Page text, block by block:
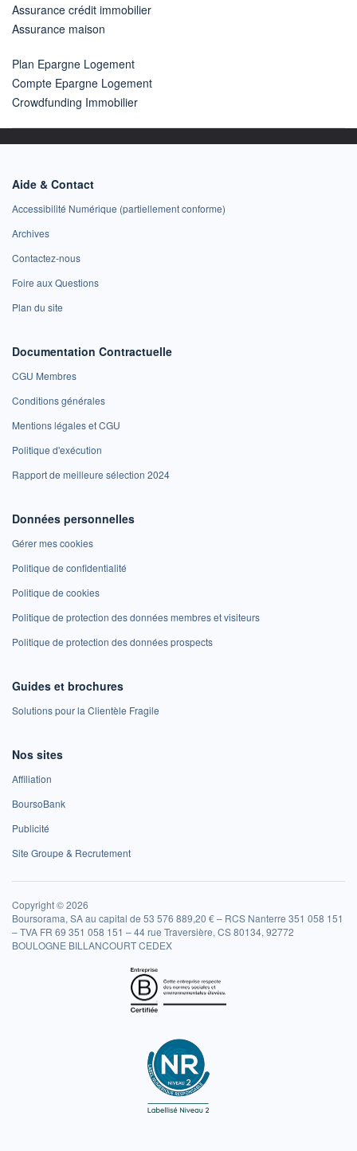
Assurance crédit immobilier
Assurance maison
Plan Epargne Logement
Compte Epargne Logement
Crowdfunding Immobilier
Aide & Contact
Accessibilité Numérique (partiellement conforme)
Archives
Contactez-nous
Foire aux Questions
Plan du site
Documentation Contractuelle
CGU Membres
Conditions générales
Mentions légales et CGU
Politique d'exécution
Rapport de meilleure sélection 2024
Données personnelles
Gérer mes cookies
Politique de confidentialité
Politique de cookies
Politique de protection des données membres et visiteurs
Politique de protection des données prospects
Guides et brochures
Solutions pour la Clientèle Fragile
Nos sites
Affiliation
BoursoBank
Publicité
Site Groupe & Recrutement
Copyright © 2026
Boursorama, SA au capital de 53 576 889,20 € – RCS Nanterre 351 058 151
– TVA FR 69 351 058 151 – 44 rue Traversière, CS 80134, 92772
BOULOGNE BILLANCOURT CEDEX